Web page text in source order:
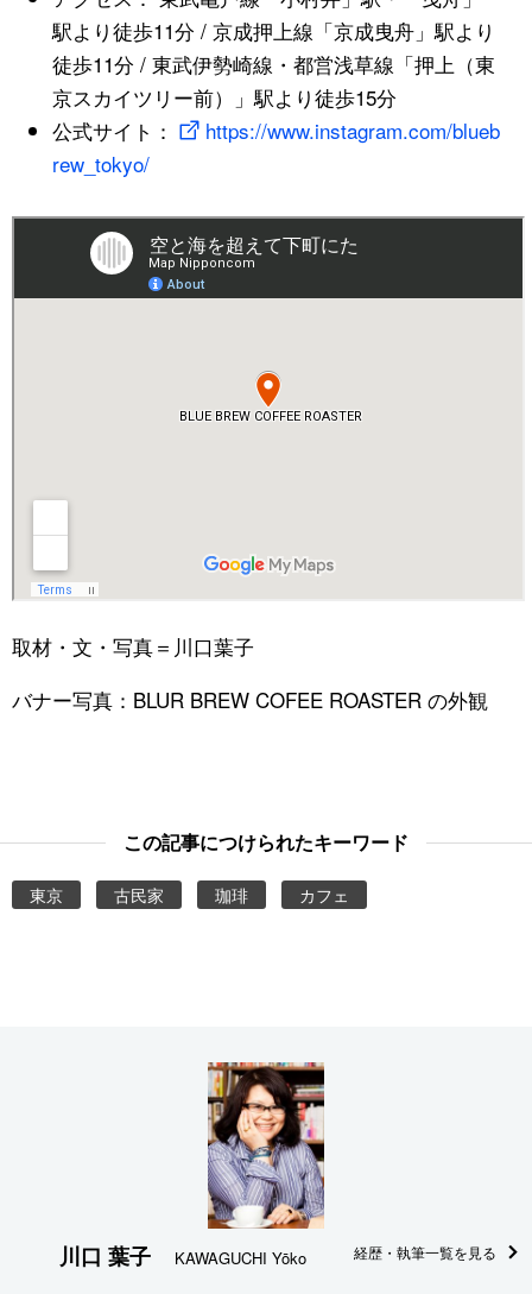
駅より徒歩11分 / 京成押上線「京成曳舟」駅より
徒歩11分 / 東武伊勢崎線・都営浅草線「押上（東
京スカイツリー前）」駅より徒歩15分
公式サイト：
https://www.instagram.com/blueb
rew_tokyo/
取材・文・写真＝川口葉子
バナー写真：BLUR BREW COFEE ROASTER の外観
この記事につけられたキーワード
東京 古民家 珈琲 カフェ
川口 葉子 KAWAGUCHI Yōko 経歴・執筆一覧を見る